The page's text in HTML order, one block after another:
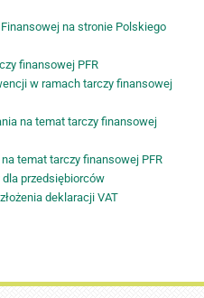
na stronie Polskiego
finansowej PFR
w ramach tarczy finansowej
na temat tarczy finansowej
temat tarczy finansowej PFR
przedsiębiorców
deklaracji VAT